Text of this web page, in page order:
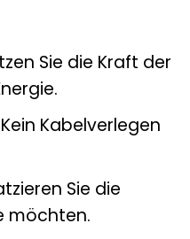
Sie die Kraft der
Kein Kabelverlegen
Sie die
möchten.